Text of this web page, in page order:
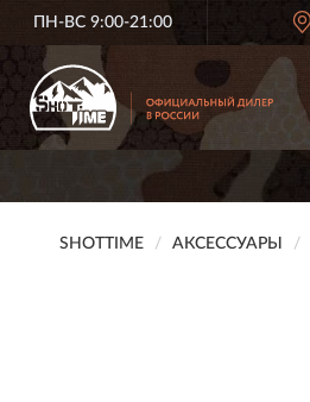
ПН-ВС 9:00-21:00
SHOTTIME АКСЕССУАРЫ